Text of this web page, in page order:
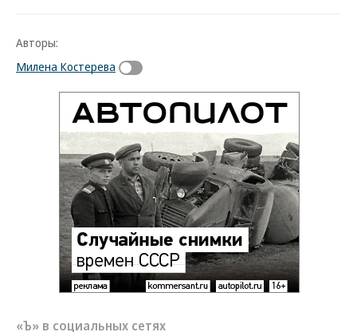
Авторы:
Милена Костерева
«Ъ» в социальных сетях